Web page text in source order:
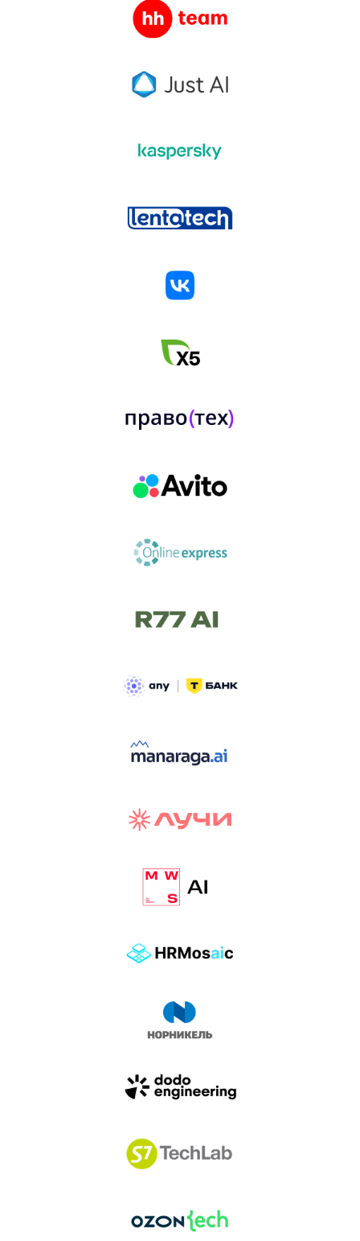
к построению бизнеса и созданию технологий под
Доклады, дискуссия и битва AI-агентов — 25 июня
ТРЕК «AI-NATIVE»
И БИТВА АГЕНТОВ
УЗНАТЬ БОЛЬШЕ